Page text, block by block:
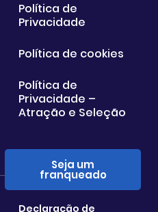
Política de
Privacidade
Política de cookies
Política de
Privacidade –
Atração e Seleção
Seja um
franqueado
Declaração de